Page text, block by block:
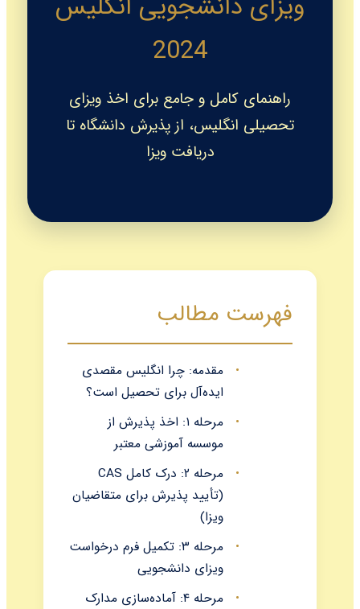
2024
راهنمای کامل و جامع برای اخذ ویزای
تحصیلی انگلیس، از پذیرش دانشگاه تا
دریافت ویزا
فهرست مطالب
مقدمه: چرا انگلیس مقصدی
ایده‌آل برای تحصیل است؟
مرحله ۱: اخذ پذیرش از
موسسه آموزشی معتبر
مرحله ۲: درک کامل CAS
(تأیید پذیرش برای متقاضیان
ویزا)
مرحله ۳: تکمیل فرم درخواست
ویزای دانشجویی
مرحله ۴: آماده‌سازی مدارک